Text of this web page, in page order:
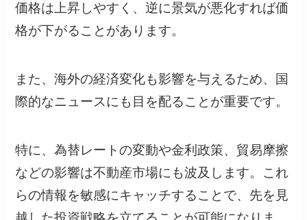
価格は上昇しやすく、逆に景気が悪化すれば価
格が下がることがあります。
また、海外の経済変化も影響を与えるため、国
際的なニュースにも目を配ることが重要です。
特に、為替レートの変動や金利政策、貿易摩擦
などの影響は不動産市場にも波及します。これ
らの情報を敏感にキャッチすることで、先を見